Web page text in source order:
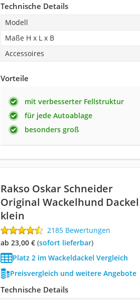
Technische Details
Modell
Maße H x L x B
Accessoires
Vorteile
mit verbesserter Fellstruktur
für jede Autoablage
besonders groß
Rakso Oskar Schneider
Original Wackelhund Dackel
klein
2185 Bewertungen
ab 23,00 €( Sofort lieferbar)
Platz 2 im Wackeldackel Vergleich
Preisvergleich und weitere Angebote
Technische Details